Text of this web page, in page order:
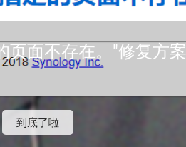
页面不存在。"修复方案
到底了啦